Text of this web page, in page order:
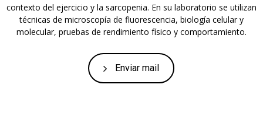
contexto del ejercicio y la sarcopenia. En su laboratorio se utilizan
técnicas de microscopía de fluorescencia, biología celular y
molecular, pruebas de rendimiento físico y comportamiento.
Enviar mail